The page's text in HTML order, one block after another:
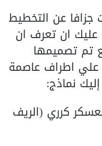
جزافا عن التخطيط
عليك ان تعرف ان
تم تصميمها
اطراف عاصمة
نماذج:
كرري (الريف